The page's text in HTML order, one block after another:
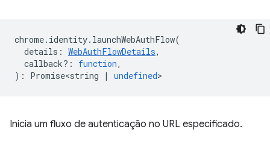
chrome. identity. launchWebAuthFlow(
details : WebAuthFlowDetails,
callback? : function,
) : Promise<string | undefined>
Inicia um fluxo de autenticação no URL especificado.